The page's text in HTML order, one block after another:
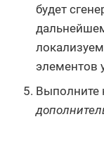
будет
элементов
Выполните